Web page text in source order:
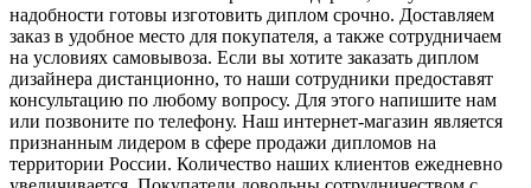
надобности готовы изготовить диплом срочно. Доставляем
заказ в удобное место для покупателя, а также сотрудничаем
на условиях самовывоза. Если вы хотите заказать диплом
дизайнера дистанционно, то наши сотрудники предоставят
консультацию по любому вопросу. Для этого напишите нам
или позвоните по телефону. Наш интернет-магазин является
признанным лидером в сфере продажи дипломов на
территории России. Количество наших клиентов ежедневно